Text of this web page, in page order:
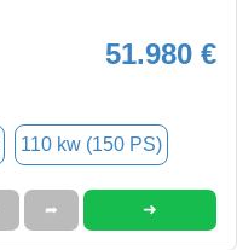
51.980 €
110 kw (150 PS)
➦ ➜